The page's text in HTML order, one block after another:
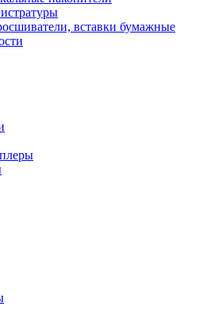
вставки бумажные